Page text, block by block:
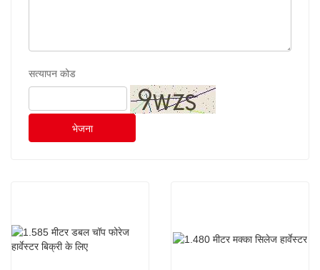
सत्यापन कोड
भेजना